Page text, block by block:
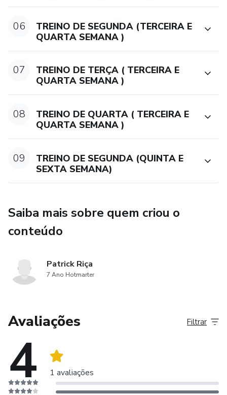
06
TREINO DE SEGUNDA (TERCEIRA E
QUARTA SEMANA )
07
TREINO DE TERÇA ( TERCEIRA E
QUARTA SEMANA )
08
TREINO DE QUARTA ( TERCEIRA E
QUARTA SEMANA )
09
TREINO DE SEGUNDA (QUINTA E
SEXTA SEMANA)
Saiba mais sobre quem criou o
conteúdo
Patrick Riça
7 Ano Hotmarter
Avaliações
4 1 avaliações
Filtrar